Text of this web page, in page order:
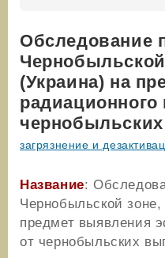
Обследование
(Украина) на
радиационного
загрязнение и
Название:
Чернобыльской
предмет выявления
от чернобыльских